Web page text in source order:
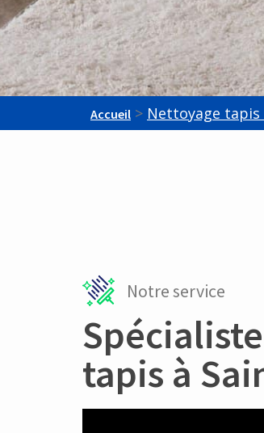
Accueil > Nettoyage tapis
Notre service
tapis à